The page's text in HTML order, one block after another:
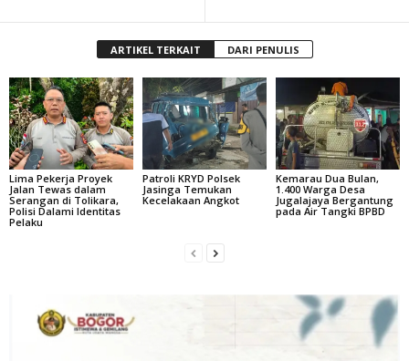
ARTIKEL TERKAIT DARI PENULIS
Lima Pekerja Proyek
Jalan Tewas dalam
Serangan di Tolikara,
Polisi Dalami Identitas
Pelaku
Patroli KRYD Polsek
Jasinga Temukan
Kecelakaan Angkot
Kemarau Dua Bulan,
1.400 Warga Desa
Jugalajaya Bergantung
pada Air Tangki BPBD